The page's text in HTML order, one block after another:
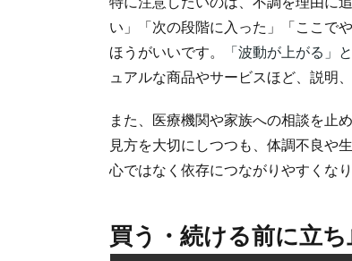
い」「次の段階に入った」「ここで
ほうがいいです。
「波動が上がる」
ュアルな商品やサービスほど、説明
また、医療機関や家族への相談を止
見方を大切にしつつも、体調不良や
心ではなく依存につながりやすくなり
買う・続ける前に立